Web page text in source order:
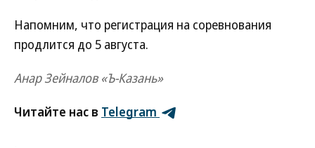
Напомним, что регистрация на соревнования
продлится до 5 августа.
Анар Зейналов «Ъ-Казань»
Читайте нас в Telegram